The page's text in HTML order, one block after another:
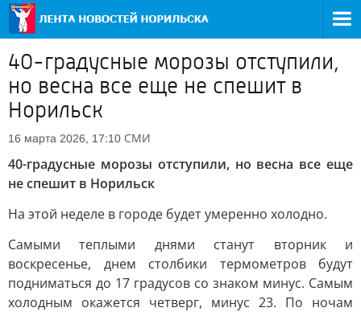
40-градусные морозы отступили,
но весна все еще не спешит в
Норильск
16 марта 2026, 17:10 СМИ
40-градусные морозы отступили, но весна все еще
не спешит в Норильск
На этой неделе в городе будет умеренно холодно.
Самыми теплыми днями станут вторник и
воскресенье, днем столбики термометров будут
подниматься до 17 градусов со знаком минус. Самым
холодным окажется четверг, минус 23. По ночам